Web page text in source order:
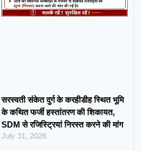
सरस्वती संकेत दुर्ग के करहीडीह स्थित भूमि
के कथित फर्जी हस्तांतरण की शिकायत,
SDM से रजिस्ट्रियां निरस्त करने की मांग
July 31, 2026